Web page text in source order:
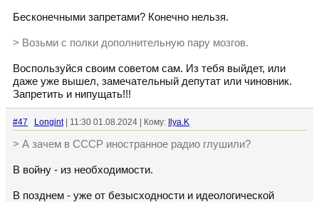
Бесконечными запретами? Конечно нельзя.
> Возьми с полки дополнительную пару мозгов.
Воспользуйся своим советом сам. Из тебя выйдет, или
даже уже вышел, замечательный депутат или чиновник.
Запретить и нипущать!!!
#47 Longint| 11:30 01.08.2024 | Кому: Ilya.K
> А зачем в СССР иностранное радио глушили?
В войну - из необходимости.
В позднем - уже от безысходности и идеологической